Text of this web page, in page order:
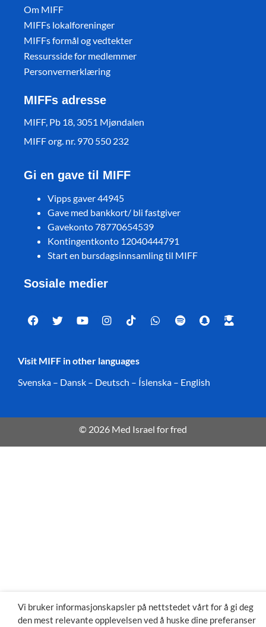
Om MIFF
MIFFs lokalforeninger
MIFFs formål og vedtekter
Ressursside for medlemmer
Personvernerklæring
MIFFs adresse
MIFF, Pb 18, 3051 Mjøndalen
MIFF org. nr. 970 550 232
Gi en gave til MIFF
Vipps gaver 44945
Gave med bankkort/ bli fastgiver
Gavekonto 78770654539
Kontingentkonto 12040444791
Start en bursdagsinnsamling til MIFF
Sosiale medier
Visit MIFF in other languages
Svenska – Dansk – Deutsch – Íslenska – English
© 2026 Med Israel for fred
Vi bruker informasjonskapsler på nettstedet vårt for å gi deg
den mest relevante opplevelsen ved å huske dine preferanser